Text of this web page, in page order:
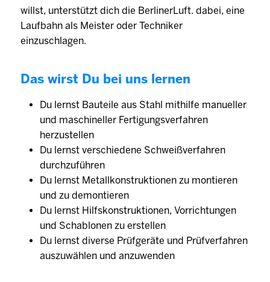
willst, unterstützt dich die BerlinerLuft. dabei, eine
Laufbahn als Meister oder Techniker
einzuschlagen.
Das wirst Du bei uns lernen
Du lernst Bauteile aus Stahl mithilfe manueller
und maschineller Fertigungsverfahren
herzustellen
Du lernst verschiedene Schweißverfahren
durchzuführen
Du lernst Metallkonstruktionen zu montieren
und zu demontieren
Du lernst Hilfskonstruktionen, Vorrichtungen
und Schablonen zu erstellen
Du lernst diverse Prüfgeräte und Prüfverfahren
auszuwählen und anzuwenden